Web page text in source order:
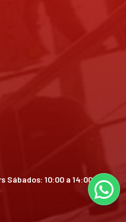
Sábados: 10:00 a 14:00 hrs